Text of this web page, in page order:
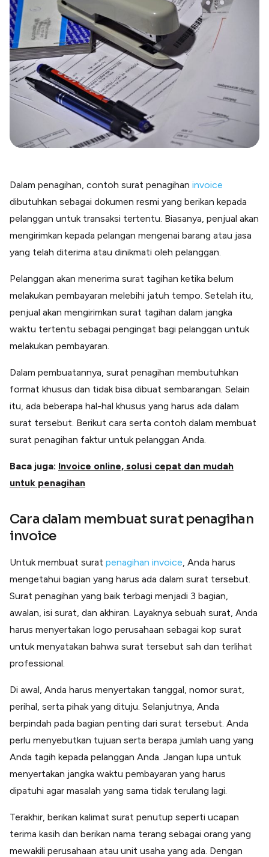
Paper XB
Bayar luar negeri pakai kartu kredit
Kartu Kredit Bisnis
Paper Card
Satu kartu untuk bisnis & personal
Paper Horizon
Kartu korporat expense terlengkap
Solusi Industri
Konstruksi
Kelola Pembayaran Termin Proyek
Health & Beauty
Lainnya
Integrasi sistem bisnis dengan API
Software Akuntansi
Pencatatan Laporan Keuangan Gratis
Integrasi Accurate
Blog
Kumpulan tips dan informasi bisnis
Dalam penagihan, contoh surat penagihan invoice
dibutuhkan sebagai dokumen resmi yang berikan kepada
pelanggan untuk transaksi tertentu. Biasanya, penjual akan
mengirimkan kepada pelangan mengenai barang atau jasa
yang telah diterima atau dinikmati oleh pelanggan.
Pelanggan akan menerima surat tagihan ketika belum
melakukan pembayaran melebihi jatuh tempo. Setelah itu,
penjual akan mengirimkan surat tagihan dalam jangka
waktu tertentu sebagai pengingat bagi pelanggan untuk
melakukan pembayaran.
Dalam pembuatannya, surat penagihan membutuhkan
format khusus dan tidak bisa dibuat sembarangan. Selain
itu, ada beberapa hal-hal khusus yang harus ada dalam
surat tersebut. Berikut cara serta contoh dalam membuat
surat penagihan faktur untuk pelanggan Anda.
Baca juga: Invoice online, solusi cepat dan mudah
untuk penagihan
Cara dalam membuat surat penagihan
invoice
Untuk membuat surat penagihan invoice , Anda harus
mengetahui bagian yang harus ada dalam surat tersebut.
Surat penagihan yang baik terbagi menjadi 3 bagian,
awalan, isi surat, dan akhiran. Layaknya sebuah surat, Anda
harus menyertakan logo perusahaan sebagai kop surat
untuk menyatakan bahwa surat tersebut sah dan terlihat
professional.
Di awal, Anda harus menyertakan tanggal, nomor surat,
perihal, serta pihak yang dituju. Selanjutnya, Anda
berpindah pada bagian penting dari surat tersebut. Anda
perlu menyebutkan tujuan serta berapa jumlah uang yang
Anda tagih kepada pelanggan Anda. Jangan lupa untuk
menyertakan jangka waktu pembayaran yang harus
dipatuhi agar masalah yang sama tidak terulang lagi.
Terakhir, berikan kalimat surat penutup seperti ucapan
terima kasih dan berikan nama terang sebagai orang yang
mewakili perusahaan atau unit usaha yang ada. Dengan